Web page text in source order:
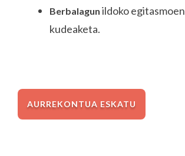
Berbalagun ildoko egitasmoen
kudeaketa.
AURREKONTUA ESKATU